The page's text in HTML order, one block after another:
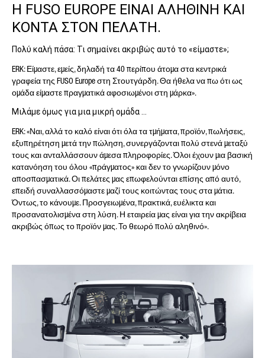
Η FUSO EUROPE ΕΙΝΑΙ ΑΛΗΘΙΝΗ ΚΑΙ
ΚΟΝΤΑ ΣΤΟΝ ΠΕΛΑΤΗ.
Πολύ καλή πάσα: Τι σημαίνει ακριβώς αυτό το «είμαστε»;
ERK: Είμαστε, εμείς, δηλαδή τα 40 περίπου άτομα στα κεντρικά
γραφεία της FUSO Europe στη Στουτγάρδη. Θα ήθελα να πω ότι ως
ομάδα είμαστε πραγματικά αφοσιωμένοι στη μάρκα».
Μιλάμε όμως για μια μικρή ομάδα …
ERK: «Ναι, αλλά το καλό είναι ότι όλα τα τμήματα, προϊόν, πωλήσεις,
εξυπηρέτηση μετά την πώληση, συνεργάζονται πολύ στενά μεταξύ
τους και ανταλλάσσουν άμεσα πληροφορίες. Όλοι έχουν μια βασική
κατανόηση του όλου «πράγματος» και δεν το γνωρίζουν μόνο
αποσπασματικά. Οι πελάτες μας επωφελούνται επίσης από αυτό,
επειδή συναλλασσόμαστε μαζί τους κοιτώντας τους στα μάτια.
Όντως, το κάνουμε. Προσγειωμένα, πρακτικά, ευέλικτα και
προσανατολισμένα στη λύση. Η εταιρεία μας είναι για την ακρίβεια
ακριβώς όπως το προϊόν μας. Το θεωρό πολύ αληθινό».